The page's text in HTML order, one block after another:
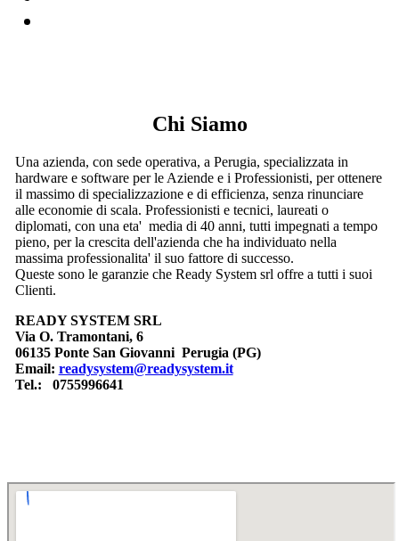
Chi Siamo
Una azienda, con sede operativa, a Perugia, specializzata in
hardware e software per le Aziende e i Professionisti, per ottenere
il massimo di specializzazione e di efficienza, senza rinunciare
alle economie di scala. Professionisti e tecnici, laureati o
diplomati, con una eta' media di 40 anni, tutti impegnati a tempo
pieno, per la crescita dell'azienda che ha individuato nella
massima professionalita' il suo fattore di successo.
Queste sono le garanzie che Ready System srl offre a tutti i suoi
Clienti.
READY SYSTEM SRL
Via O. Tramontani, 6
06135 Ponte San Giovanni Perugia (PG)
Email: readysystem@readysystem.it
Tel.: 0755996641